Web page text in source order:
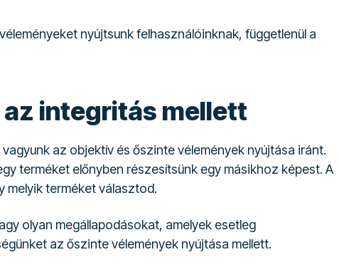
nyújtsunk felhasználóinknak, függetlenül a
integritás mellett
az objektív és őszinte vélemények nyújtása iránt.
terméket előnyben részesítsünk egy másikhoz képest. A
melyik terméket választod.
olyan megállapodásokat, amelyek esetleg
az őszinte vélemények nyújtása mellett.